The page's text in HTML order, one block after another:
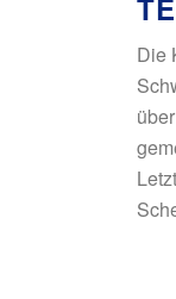
Die